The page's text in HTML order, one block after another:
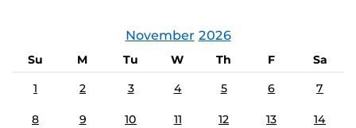
November 2026
Su M Tu W Th F
Sa
1
2 3 4 5 6 7
8 9 10 11 12 13 14